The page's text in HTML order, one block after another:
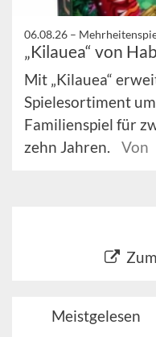
06.08.26 –
„Kilauea“ von
Mit „Kilauea“
Spielesortiment
Familienspiel für
zehn Jahren.
Von
Meistgelesen